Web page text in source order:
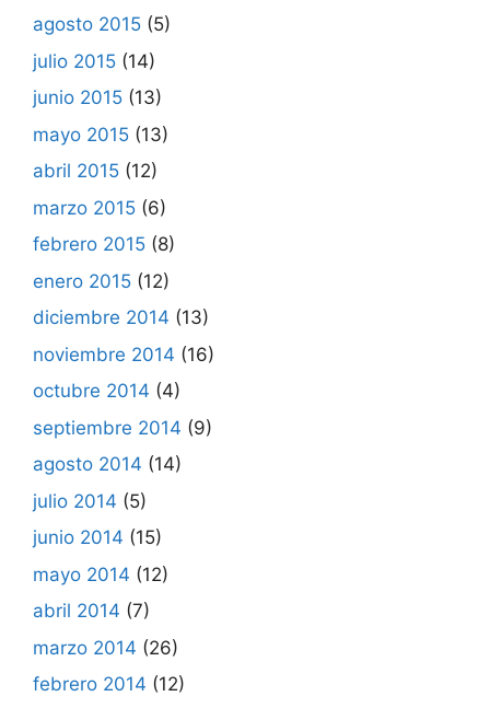
agosto 2015 (5)
julio 2015 (14)
junio 2015 (13)
mayo 2015 (13)
abril 2015 (12)
marzo 2015 (6)
febrero 2015 (8)
enero 2015 (12)
diciembre 2014 (13)
noviembre 2014 (16)
octubre 2014 (4)
septiembre 2014 (9)
agosto 2014 (14)
julio 2014 (5)
junio 2014 (15)
mayo 2014 (12)
abril 2014 (7)
marzo 2014 (26)
febrero 2014 (12)